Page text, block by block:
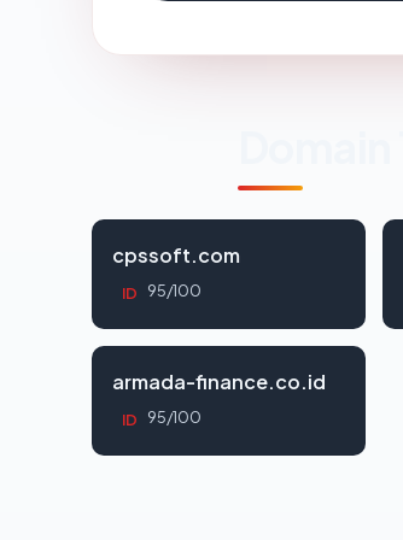
cpssoft.com
ID 95/100
armada-finance.co.id
ID 95/100